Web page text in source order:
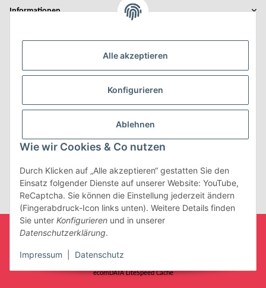
Alle akzeptieren
Konfigurieren
Ablehnen
Wie wir Cookies & Co nutzen
Durch Klicken auf „Alle akzeptieren“ gestatten Sie den
Einsatz folgender Dienste auf unserer Website: YouTube,
ReCaptcha. Sie können die Einstellung jederzeit ändern
(Fingerabdruck-Icon links unten). Weitere Details finden
Sie unter Konfigurieren und in unserer
Datenschutzerklärung.
Impressum Datenschutz
Informationen
Rechtliches
Der Umbau wurde gefördert durch:
Vertrag widerrufen
* Alle Preise inkl. gesetzlicher USt., zzgl.
with
ecomDATA LiteSpeed Cache